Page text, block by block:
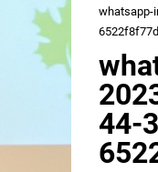
whatsapp-
44-